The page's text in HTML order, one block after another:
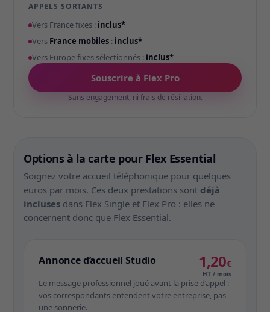
APPELS SORTANTS
Vers France fixes : inclus*
Vers France mobiles : inclus*
Vers Europe fixes sélectionnés : inclus*
Souscrire à Flex Pro
Sans engagement, ni frais de résiliation.
Options à la carte pour Flex Essential
Soignez votre accueil téléphonique pour quelques
euros par mois. Ces deux prestations sont déjà
incluses dans Flex Single et Flex Pro : elles ne
concernent donc que Flex Essential.
Annonce d’accueil Studio 1,20€
HT / mois
Le message professionnel joué avant la prise d’appel :
vos correspondants entendent votre entreprise, pas
une sonnerie.